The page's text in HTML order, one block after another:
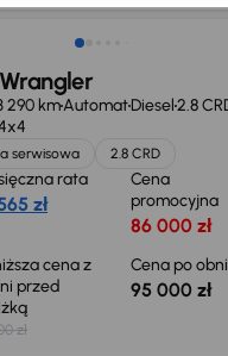
290 kmAutomatDiesel2.8
serwisowa 2.8 CRD
rata
zł
Cena
promocyjna
86 000 zł
cena z
przed
zł
Cena po
95 000 zł